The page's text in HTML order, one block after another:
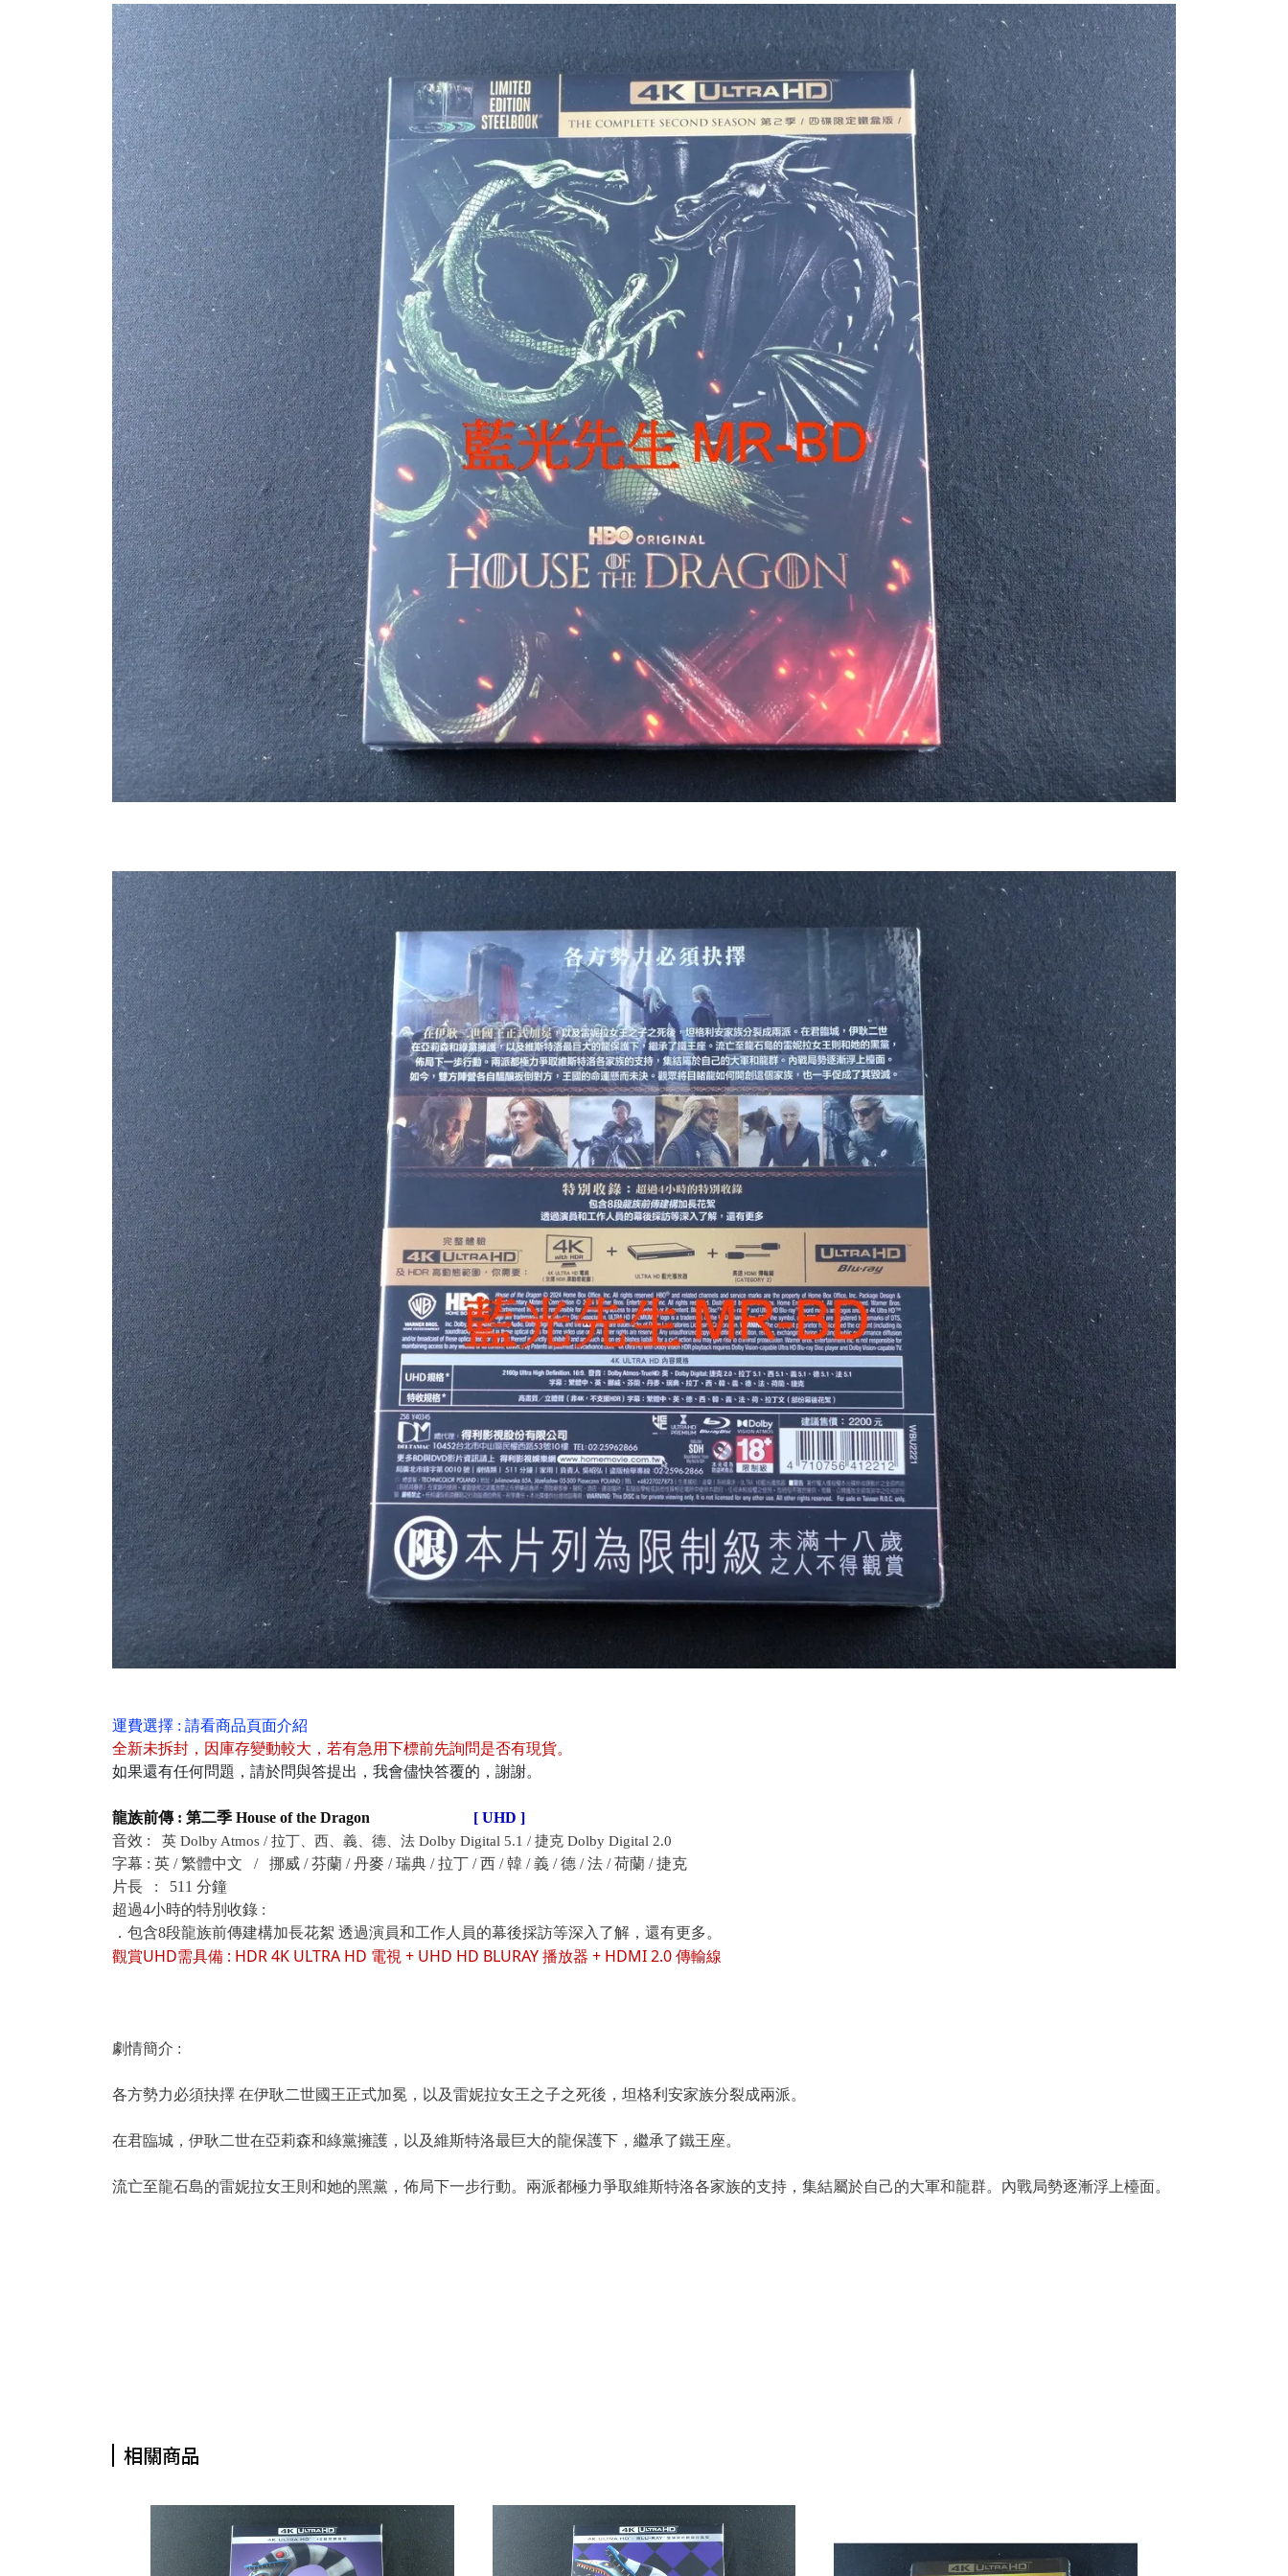
運費選擇 : 請看商品頁面介紹
全新未拆封 ， 因庫存變動較大，若有急用下標前先詢問是否有現貨。
如果還有任何問題，請於問與答提出，我會儘快答覆的，謝謝。
龍族前傳 : 第二季 House of the Dragon
[ UHD ]
音效 : 英 Dolby Atmos / 拉丁、西、義、德、法 Dolby Digital 5.1 / 捷克 Dolby Digital 2.0
字幕 : 英 / 繁體中文 / 挪威 / 芬蘭 / 丹麥 / 瑞典 / 拉丁 / 西 / 韓 / 義 / 德 / 法 / 荷蘭 / 捷克
片長 : 511 分鐘
超過4小時的特別收錄 :
． 包含8段龍族前傳建構加長花絮 透過演員和工作人​​員的幕後採訪等深入了解，還有更多。
觀賞UHD需具備 : HDR 4K ULTRA HD 電視 + UHD HD BLURAY 播放器 + HDMI 2.0 傳輸線
劇情簡介 :
各方勢力必須抉擇 在伊耿二世國王正式加冕，以及雷妮拉女王之子之死後，坦格利安家族分裂成兩派。
在君臨城，伊耿二世在亞莉森和綠黨擁護，以及維斯特洛最巨大的龍保護下，繼承了鐵王座。
流亡至龍石島的雷妮拉女王則和她的黑黨，佈局下一步行動。兩派都極力爭取維斯特洛各家族的支持，集結屬於自己的大軍和龍群。內戰局勢逐漸浮上檯面。
相關商品